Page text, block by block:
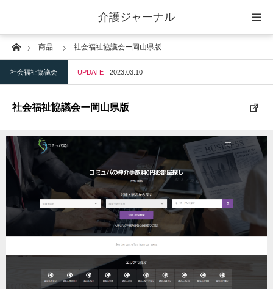
介護ジャーナル
Home商品 社会福祉協議会ー岡山県版
社会福祉協議会 UPDATE 2023.03.10
社会福祉協議会ー岡山県版
ケアプラン作成
訪問
短期入所
訪問＋通い＋宿泊
施設
地域密着型小規模施設